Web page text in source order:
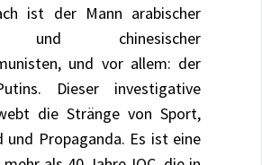
ist der Mann arabischer
und chinesischer
und vor allem: der
Dieser investigative
die Stränge von Sport,
und Propaganda. Es ist eine